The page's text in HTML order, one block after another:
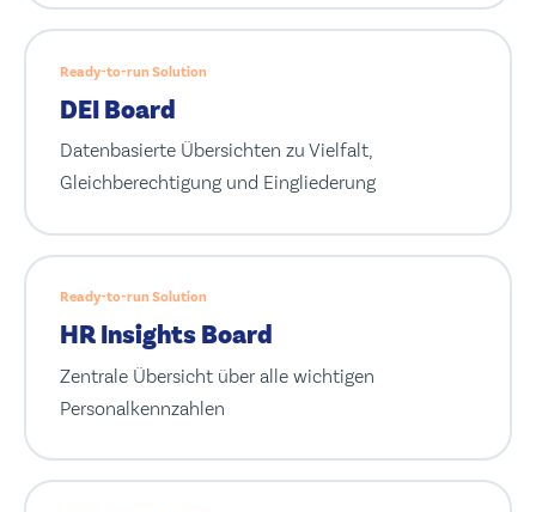
Ready-to-run Solution
DEI Board
Datenbasierte Übersichten zu Vielfalt,
Gleichberechtigung und Eingliederung
Ready-to-run Solution
HR Insights Board
Zentrale Übersicht über alle wichtigen
Personalkennzahlen